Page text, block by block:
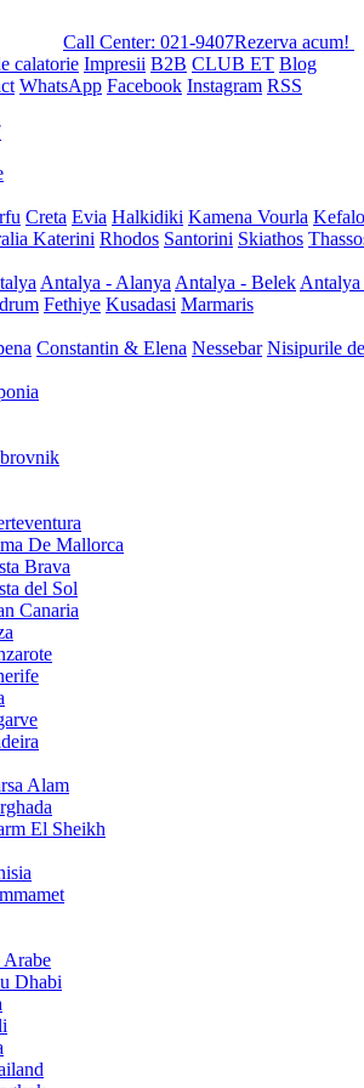
Call Center: 021-9407Rezerva acum!
calatorie Impresii B2B CLUB ET Blog
WhatsApp Facebook Instagram RSS
Creta Evia Halkidiki Kamena Vourla
Katerini Rhodos Santorini Skiathos
Antalya - Alanya Antalya - Belek
Fethiye Kusadasi Marmaris
Constantin & Elena Nessebar Nisipurile
De Mallorca
Brava
del Sol
Canaria
Alam
El Sheikh
Arabe
Dhabi